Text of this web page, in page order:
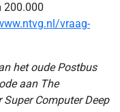
200.000
vraag-
het oude Postbus
aan The
Computer Deep